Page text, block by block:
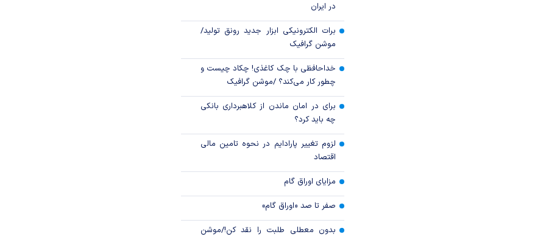
در ایران
برات الکترونیکی ابزار جدید رونق تولید/
موشن گرافیک
خداحافظی با چک کاغذی! چکاد چیست و
چطور کار می‌کند؟ /موشن گرافیک
برای در امان ماندن از کلاهبرداری بانکی
چه باید کرد؟
لزوم تغییر پارادایم در نحوه تامین مالی
اقتصاد
مزایای اوراق گام
صفر تا صد «اوراق گام»
بدون معطلی طلبت را نقد کن!/موشن